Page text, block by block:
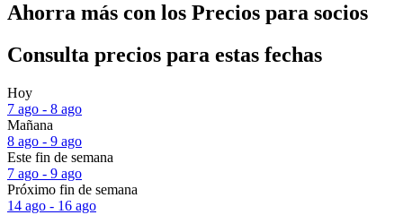
Ahorra más con los Precios para socios
Consulta precios para estas fechas
Hoy
7 ago - 8 ago
Mañana
8 ago - 9 ago
Este fin de semana
7 ago - 9 ago
Próximo fin de semana
14 ago - 16 ago